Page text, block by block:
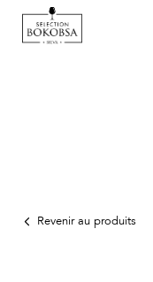
navigation
Revenir au produits